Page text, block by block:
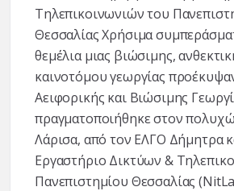
Τηλεπικοινωνιών του
Θεσσαλίας Χρήσιμα
θεμέλια μιας βιώσιμης,
καινοτόμου γεωργίας
Αειφορικής και Βιώσιμης
πραγματοποιήθηκε στον
Λάρισα, από τον ΕΛΓΟ Δήμητρα
Εργαστήριο Δικτύων &
Πανεπιστημίου Θεσσαλίας